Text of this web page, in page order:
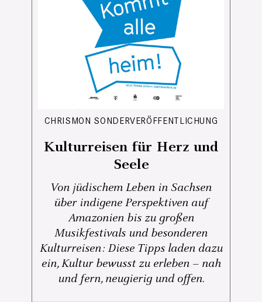
CHRISMON SONDERVERÖFFENTLICHUNG
Kulturreisen für Herz und
Seele
Von jüdischem Leben in Sachsen
über indigene Perspektiven auf
Amazonien bis zu großen
Musikfestivals und besonderen
Kulturreisen: Diese Tipps laden dazu
ein, Kultur bewusst zu erleben – nah
und fern, neugierig und offen.